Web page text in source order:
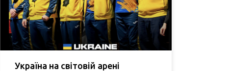
Україна на світовій арені